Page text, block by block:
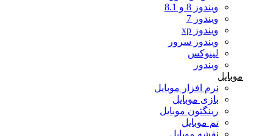
ویندوز 8 و 8.1
ویندوز 7
ویندوز xp
ویندوز سرور
لینوکس
ویندوز
موبایل
نرم افزار موبایل
بازی موبایل
رینگتون موبایل
تم موبایل
نقشه موبایل